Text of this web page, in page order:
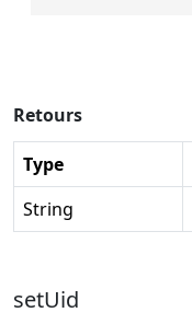
Retours
Type
String
setUid